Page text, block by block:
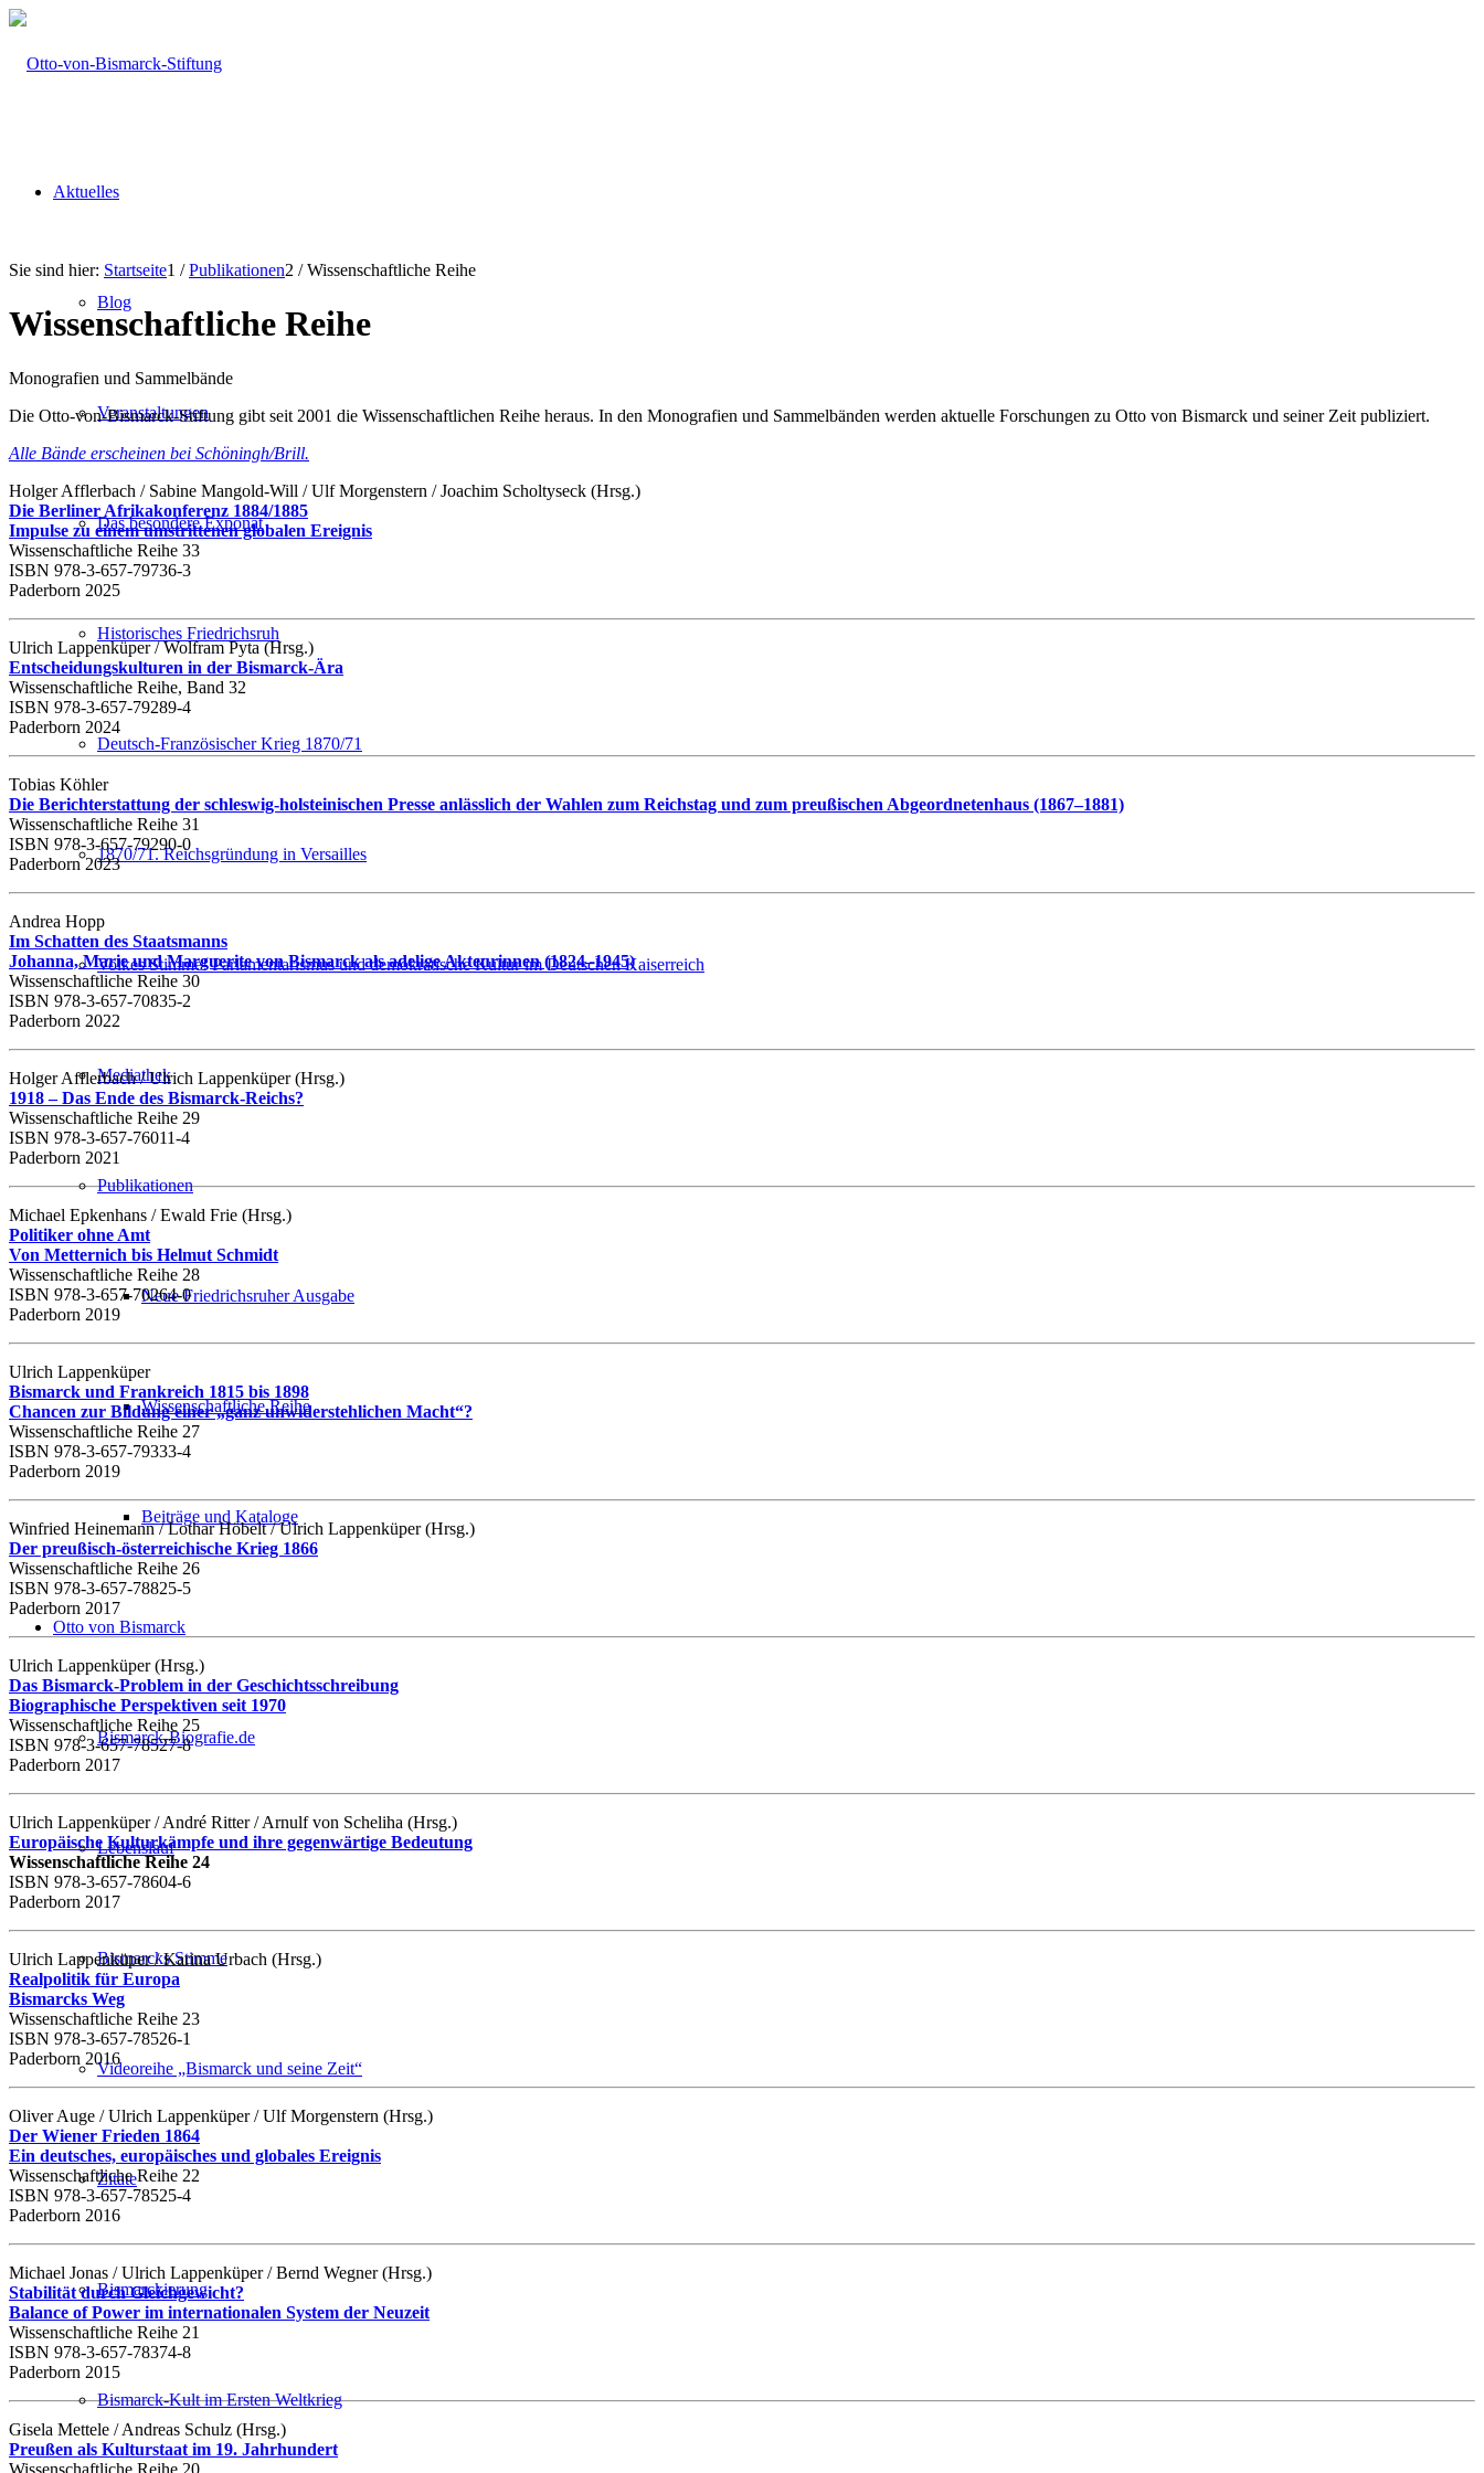
Aktuelles
Blog
Veranstaltungen
Das besondere Exponat
Historisches Friedrichsruh
Deutsch-Französischer Krieg 1870/71
1870/71. Reichsgründung in Versailles
Volkes Stimme! Parlamentarismus und demokratische Kultur im Deutschen Kaiserreich
Mediathek
Publikationen
Neue Friedrichsruher Ausgabe
Wissenschaftliche Reihe
Beiträge und Kataloge
Otto von Bismarck
Bismarck-Biografie.de
Lebenslauf
Bismarcks Stimme
Videoreihe „Bismarck und seine Zeit“
Zitate
Bismarckierung
Bismarck-Kult im Ersten Weltkrieg
Sie sind hier: Startseite1 / Publikationen2 / Wissenschaftliche Reihe
Wissenschaftliche Reihe
Monografien und Sammelbände
Die Otto-von-Bismarck-Stiftung gibt seit 2001 die Wissenschaftlichen Reihe heraus. In den Monografien und Sammelbänden werden aktuelle Forschungen zu Otto von Bismarck und seiner Zeit publiziert.
Alle Bände erscheinen bei Schöningh/Brill.
Holger Afflerbach / Sabine Mangold-Will / Ulf Morgenstern / Joachim Scholtyseck (Hrsg.)
Die Berliner Afrikakonferenz 1884/1885
Impulse zu einem umstrittenen globalen Ereignis
Wissenschaftliche Reihe 33
ISBN 978-3-657-79736-3
Paderborn 2025
Ulrich Lappenküper / Wolfram Pyta (Hrsg.)
Entscheidungskulturen in der Bismarck-Ära
Wissenschaftliche Reihe, Band 32
ISBN 978-3-657-79289-4
Paderborn 2024
Tobias Köhler
Die Berichterstattung der schleswig-holsteinischen Presse anlässlich der Wahlen zum Reichstag und zum preußischen Abgeordnetenhaus (1867–1881)
Wissenschaftliche Reihe 31
ISBN 978-3-657-79290-0
Paderborn 2023
Andrea Hopp
Im Schatten des Staatsmanns
Johanna, Marie und Marguerite von Bismarck als adelige Akteurinnen (1824–1945)
Wissenschaftliche Reihe 30
ISBN 978-3-657-70835-2
Paderborn 2022
Holger Afflerbach / Ulrich Lappenküper (Hrsg.)
1918 – Das Ende des Bismarck-Reichs?
Wissenschaftliche Reihe 29
ISBN 978-3-657-76011-4
Paderborn 2021
Michael Epkenhans / Ewald Frie (Hrsg.)
Politiker ohne Amt
Von Metternich bis Helmut Schmidt
Wissenschaftliche Reihe 28
ISBN 978-3-657-70264-0
Paderborn 2019
Ulrich Lappenküper
Bismarck und Frankreich 1815 bis 1898
Chancen zur Bildung einer „ganz unwiderstehlichen Macht“?
Wissenschaftliche Reihe 27
ISBN 978-3-657-79333-4
Paderborn 2019
Winfried Heinemann / Lothar Höbelt / Ulrich Lappenküper (Hrsg.)
Der preußisch-österreichische Krieg 1866
Wissenschaftliche Reihe 26
ISBN 978-3-657-78825-5
Paderborn 2017
Ulrich Lappenküper (Hrsg.)
Das Bismarck-Problem in der Geschichtsschreibung
Biographische Perspektiven seit 1970
Wissenschaftliche Reihe 25
ISBN 978-3-657-78527-8
Paderborn 2017
Ulrich Lappenküper / André Ritter / Arnulf von Scheliha (Hrsg.)
Europäische Kulturkämpfe und ihre gegenwärtige Bedeutung
Wissenschaftliche Reihe 24
ISBN 978-3-657-78604-6
Paderborn 2017
Ulrich Lappenküper / Karina Urbach (Hrsg.)
Realpolitik für Europa
Bismarcks Weg
Wissenschaftliche Reihe 23
ISBN 978-3-657-78526-1
Paderborn 2016
Oliver Auge / Ulrich Lappenküper / Ulf Morgenstern (Hrsg.)
Der Wiener Frieden 1864
Ein deutsches, europäisches und globales Ereignis
Wissenschaftliche Reihe 22
ISBN 978-3-657-78525-4
Paderborn 2016
Michael Jonas / Ulrich Lappenküper / Bernd Wegner (Hrsg.)
Stabilität durch Gleichgewicht?
Balance of Power im internationalen System der Neuzeit
Wissenschaftliche Reihe 21
ISBN 978-3-657-78374-8
Paderborn 2015
Gisela Mettele / Andreas Schulz (Hrsg.)
Preußen als Kulturstaat im 19. Jahrhundert
Wissenschaftliche Reihe 20